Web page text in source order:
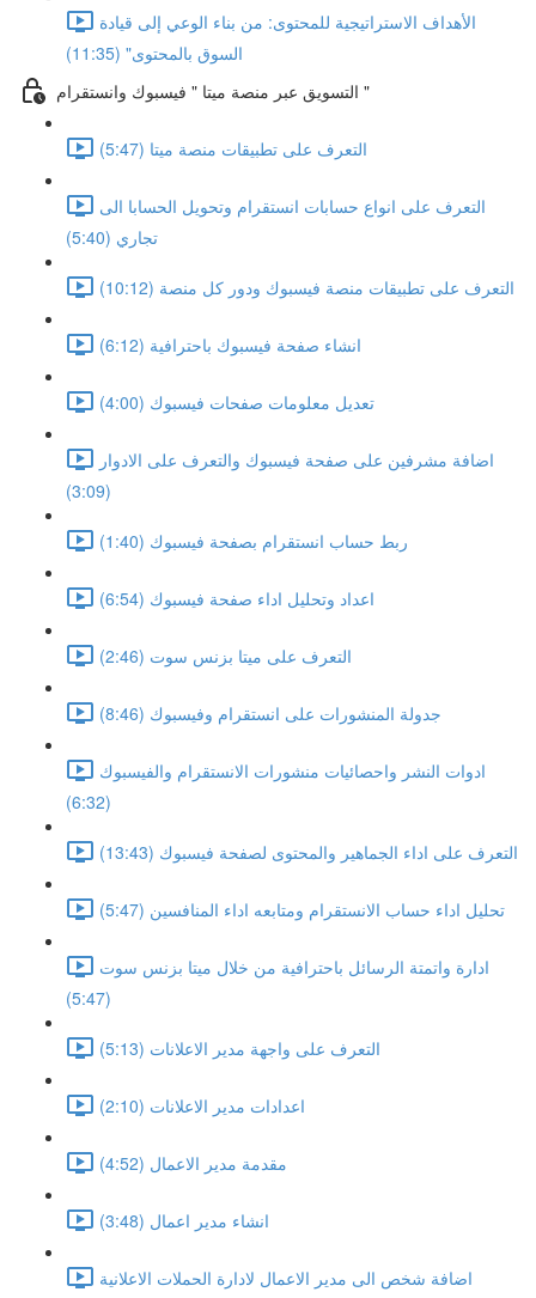
الأهداف الاستراتيجية للمحتوى: من بناء الوعي إلى قيادة
السوق بالمحتوى" (11:35)
التسويق عبر منصة ميتا " فيسبوك وانستقرام "
التعرف على تطبيقات منصة ميتا (5:47)
التعرف على انواع حسابات انستقرام وتحويل الحسابا الى
تجاري (5:40)
التعرف على تطبيقات منصة فيسبوك ودور كل منصة (10:12)
انشاء صفحة فيسبوك باحترافية (6:12)
تعديل معلومات صفحات فيسبوك (4:00)
اضافة مشرفين على صفحة فيسبوك والتعرف على الادوار
(3:09)
ربط حساب انستقرام بصفحة فيسبوك (1:40)
اعداد وتحليل اداء صفحة فيسبوك (6:54)
التعرف على ميتا بزنس سوت (2:46)
جدولة المنشورات على انستقرام وفيسبوك (8:46)
ادوات النشر واحصائيات منشورات الانستقرام والفيسبوك
(6:32)
التعرف على اداء الجماهير والمحتوى لصفحة فيسبوك (13:43)
تحليل اداء حساب الانستقرام ومتابعه اداء المنافسين (5:47)
ادارة واتمتة الرسائل باحترافية من خلال ميتا بزنس سوت
(5:47)
التعرف على واجهة مدير الاعلانات (5:13)
اعدادات مدير الاعلانات (2:10)
مقدمة مدير الاعمال (4:52)
انشاء مدير اعمال (3:48)
اضافة شخص الى مدير الاعمال لادارة الحملات الاعلانية